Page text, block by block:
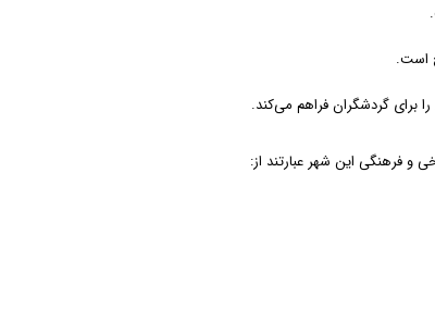
است.
برای گردشگران فراهم می‌کند.
و فرهنگی این شهر عبارتند از: